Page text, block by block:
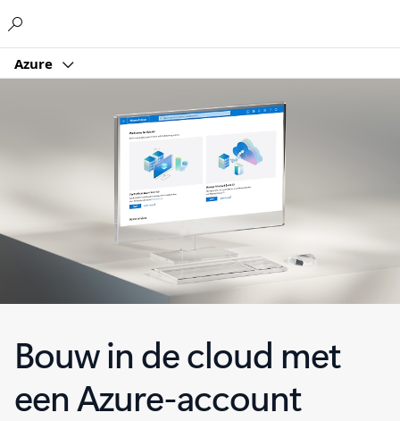
Azure
Bouw in de cloud met
een Azure-account